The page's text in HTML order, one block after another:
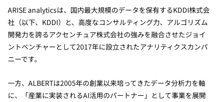
ARISE analyticsは、国内最大規模のデータを保有するKDDI株式会
社（以下、 KDDI）と、高度なコンサルティング力、アルゴリズム
開発力を誇るアクセンチュア株式会社の強みを融合させたジョイ
ントベンチャーとして2017年に設立されたアナリティクスカンパ
ニーです。
一方、 ALBERTは2005年の創業以来培ってきたデータ分析力を軸
に、「産業に実装されるAI活用のパートナー」として事業を展開